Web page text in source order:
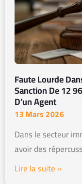
Faute Lourde
Sanction De 12
D’un Agent
13 Mars 2026
Dans le secteur
avoir des
Lire la suite »